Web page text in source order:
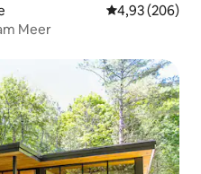
4,93 (206)
Meer